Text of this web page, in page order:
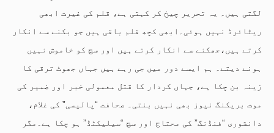
لگتی ہیں۔ یہ تحریر چیخ کر کہتی ہے، قلم کی غیرت ابھی
ریٹائرڈ نہیں ہوئی۔ابھی کچھ قلم باقی ہیں جو بکنے سے انکار
کرتے ہیں،جھکنے سے انکار کرتے ہیں اور سچ کو خاموش نہیں
ہونے دیتے۔ ہم ایسے دور میں جی رہے ہیں جہاں جھوٹ ترقی کا
زینہ بن چکا ہے، جہاں کردار کا قتل معمولی خبر اور ضمیر کی
موت بریکنگ نیوز بھی نہیں بنتی۔ صحافت “پالیسی” کی غلام،
دانشوری “فنڈنگ” کی محتاج اور سچ “سیلیکٹڈ” ہو چکا ہے۔مگر